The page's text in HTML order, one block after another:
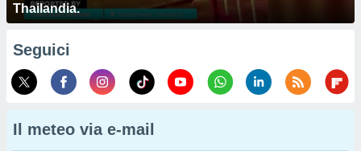
Thailandia.
Seguici
Il meteo via e-mail